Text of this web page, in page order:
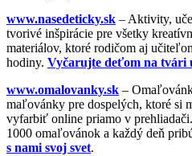
www.nasedeticky.sk – Aktivity,
tvorivé inšpirácie pre všetky
materiálov, ktoré rodičom aj
hodiny. Vyčarujte deťom na tvári
www.omalovanky.sk –
maľovánky pre dospelých, ktoré si
vyfarbiť online priamo v
1000 omaľovánok a každý deň
s nami svoj svet.